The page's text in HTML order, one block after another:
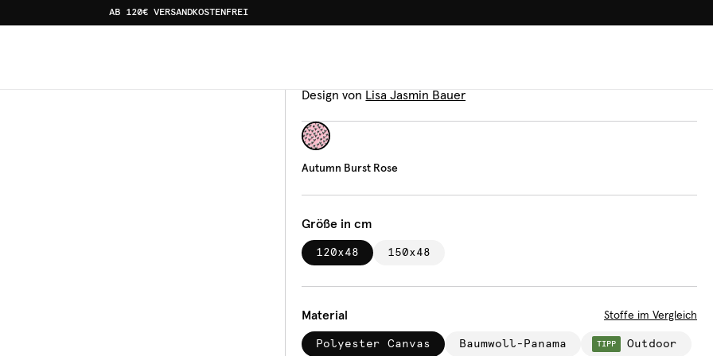
AB 120€ VERSANDKOSTENFREI
Bankauflage
Design von Lisa Jasmin Bauer
Autumn Burst Rose
Größe in cm
120x48 150x48
Material Stoffe im Vergleich
Polyester Canvas Baumwoll-Panama TIPP Outdoor